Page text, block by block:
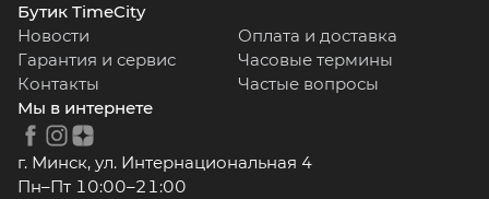
Бутик TimeCity
Новости
Оплата и доставка
Гарантия и сервис
Часовые термины
Контакты
Частые вопросы
Мы в интернете
г. Минск, ул. Интернациональная 4
Пн–Пт 10:00–21:00